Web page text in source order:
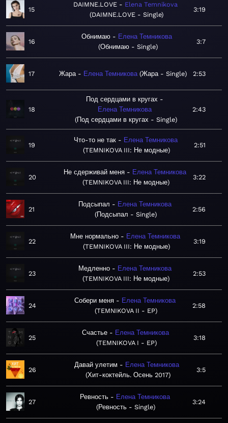
15
DAIMNE.LOVE
Elena Temnikova
DAIMNE.LOVE - Single
3:19
16
Обнимаю
Елена Темникова
Обнимаю - Single
3:7
17 Жара Елена Темникова Жара - Single 2:53
18
Под сердцами в кругах
Елена Темникова
Под сердцами в кругах - Single
2:43
19
Что-то не так
Елена Темникова
TEMNIKOVA III: Не модные
2:51
20
Не сдерживай меня
Елена Темникова
TEMNIKOVA III: Не модные
3:22
21
Подсыпал
Елена Темникова
Подсыпал - Single
2:56
22
Мне нормально
Елена Темникова
TEMNIKOVA III: Не модные
3:19
23
Медленно
Елена Темникова
TEMNIKOVA III: Не модные
2:53
24
Собери меня
Елена Темникова
TEMNIKOVA II - EP
2:58
25
Счастье
Елена Темникова
TEMNIKOVA I - EP
3:18
26
Давай улетим
Елена Темникова
Хит-коктейль. Осень 2017
3:5
27
Ревность
Елена Темникова
Ревность - Single
3:24